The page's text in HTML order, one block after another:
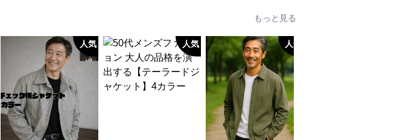
もっと見る
人気 人気 人気